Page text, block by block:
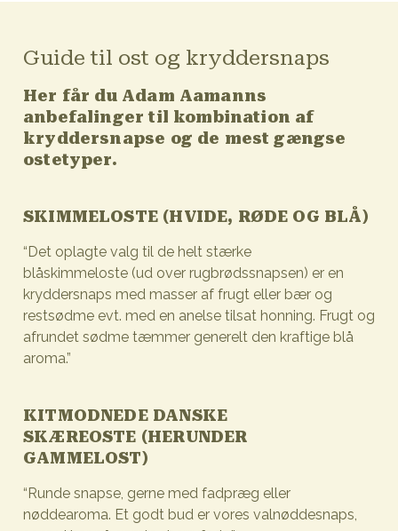
Guide til ost og kryddersnaps
Her får du Adam Aamanns
anbefalinger til kombination af
kryddersnapse og de mest gængse
ostetyper.
SKIMMELOSTE (HVIDE, RØDE OG BLÅ)
“Det oplagte valg til de helt stærke
blåskimmeloste (ud over rugbrødssnapsen) er en
kryddersnaps med masser af frugt eller bær og
restsødme evt. med en anelse tilsat honning. Frugt og
afrundet sødme tæmmer generelt den kraftige blå
aroma.”
KITMODNEDE DANSKE
SKÆREOSTE (HERUNDER
GAMMELOST)
“Runde snapse, gerne med fadpræg eller
nøddearoma. Et godt bud er vores valnøddesnaps,